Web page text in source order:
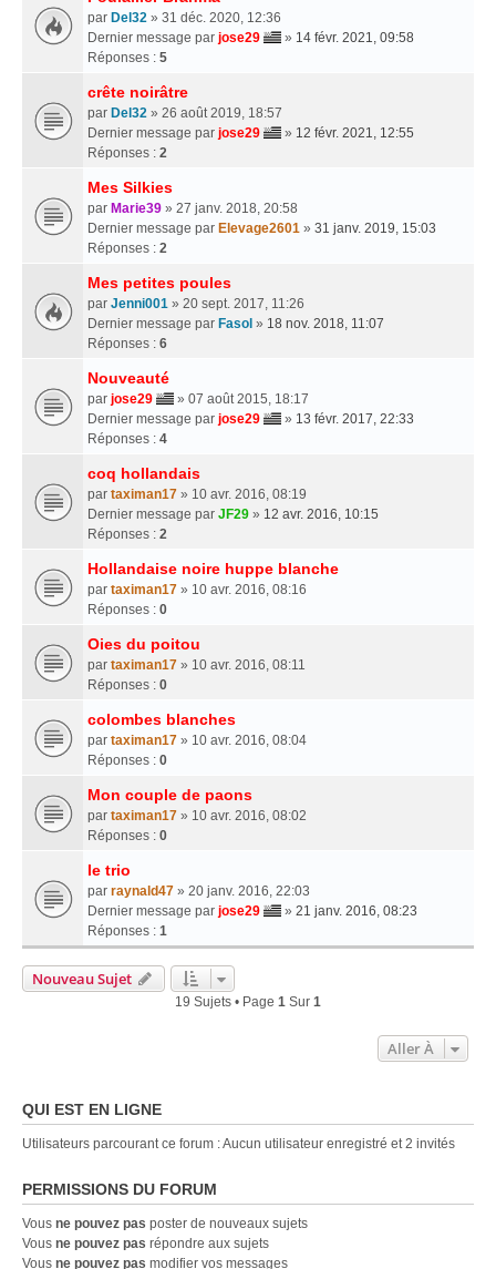
par Del32 » 31 déc. 2020, 12:36
Dernier message par jose29 » 14 févr. 2021, 09:58
Réponses : 5
crête noirâtre
par Del32 » 26 août 2019, 18:57
Dernier message par jose29 » 12 févr. 2021, 12:55
Réponses : 2
Mes Silkies
par Marie39 » 27 janv. 2018, 20:58
Dernier message par Elevage2601 » 31 janv. 2019, 15:03
Réponses : 2
Mes petites poules
par Jenni001 » 20 sept. 2017, 11:26
Dernier message par Fasol » 18 nov. 2018, 11:07
Réponses : 6
Nouveauté
par jose29
» 07 août 2015, 18:17
Dernier message par jose29 » 13 févr. 2017, 22:33
Réponses : 4
coq hollandais
par taximan17 » 10 avr. 2016, 08:19
Dernier message par JF29 » 12 avr. 2016, 10:15
Réponses : 2
Hollandaise noire huppe blanche
par taximan17 » 10 avr. 2016, 08:16
Réponses : 0
Oies du poitou
par taximan17 » 10 avr. 2016, 08:11
Réponses : 0
colombes blanches
par taximan17 » 10 avr. 2016, 08:04
Réponses : 0
Mon couple de paons
par taximan17 » 10 avr. 2016, 08:02
Réponses : 0
le trio
par raynald47 » 20 janv. 2016, 22:03
Dernier message par jose29 » 21 janv. 2016, 08:23
Réponses : 1
Nouveau Sujet
19 Sujets • Page 1 Sur 1
Aller À
QUI EST EN LIGNE
Utilisateurs parcourant ce forum : Aucun utilisateur enregistré et 2 invités
PERMISSIONS DU FORUM
Vous ne pouvez pas poster de nouveaux sujets
Vous ne pouvez pas répondre aux sujets
Vous ne pouvez pas modifier vos messages